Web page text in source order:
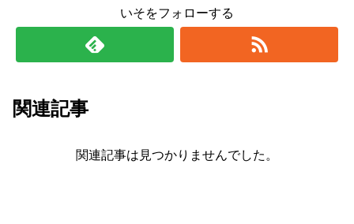
いそをフォローする
関連記事
関連記事は見つかりませんでした。